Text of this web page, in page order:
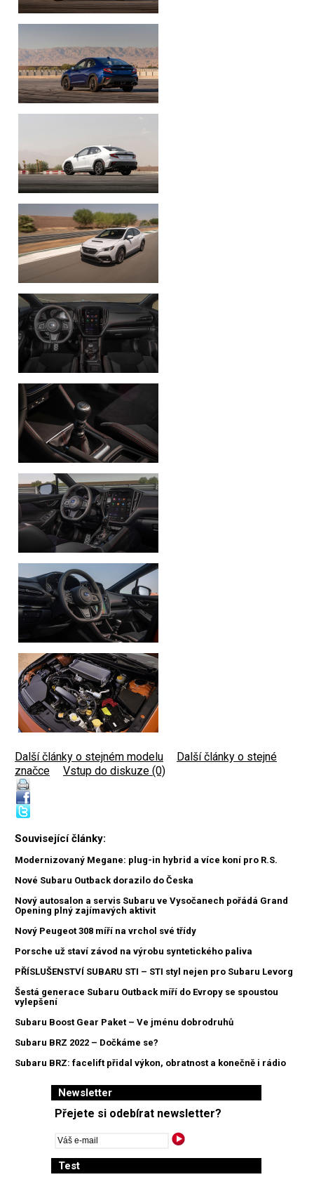
Další články o stejném modelu
Další články o stejné
značce
Vstup do diskuze (0)
Související články:
Modernizovaný Megane: plug-in hybrid a více koní pro R.S.
Nové Subaru Outback dorazilo do Česka
Nový autosalon a servis Subaru ve Vysočanech pořádá Grand
Opening plný zajímavých aktivit
Nový Peugeot 308 míří na vrchol své třídy
Porsche už staví závod na výrobu syntetického paliva
PŘÍSLUŠENSTVÍ SUBARU STI – STI styl nejen pro Subaru Levorg
Šestá generace Subaru Outback míří do Evropy se spoustou
vylepšení
Subaru Boost Gear Paket – Ve jménu dobrodruhů
Subaru BRZ 2022 – Dočkáme se?
Subaru BRZ: facelift přidal výkon, obratnost a konečně i rádio
Newsletter
Přejete si odebírat newsletter?
Test